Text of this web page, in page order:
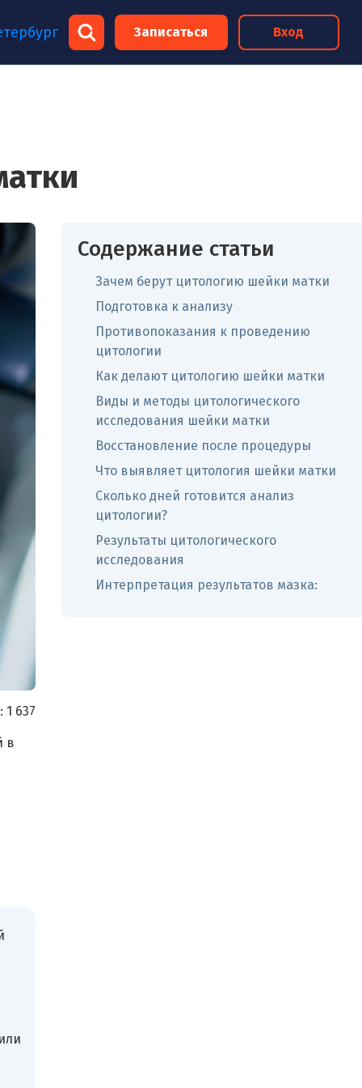
Записаться Вход
1 637
в
Содержание статьи
Зачем берут цитологию шейки матки
Подготовка к анализу
Противопоказания к проведению
цитологии
Как делают цитологию шейки матки
Виды и методы цитологического
исследования шейки матки
Восстановление после процедуры
Что выявляет цитология шейки матки
Сколько дней готовится анализ
цитологии?
Результаты цитологического
исследования
Интерпретация результатов мазка:
×